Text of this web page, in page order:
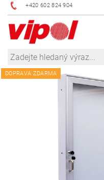
+420 602 824 904
DOPRAVA ZDARMA